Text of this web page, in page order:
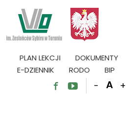
PLAN LEKCJI DOKUMENTY
E-DZIENNIK
RODO BIP
  - A +